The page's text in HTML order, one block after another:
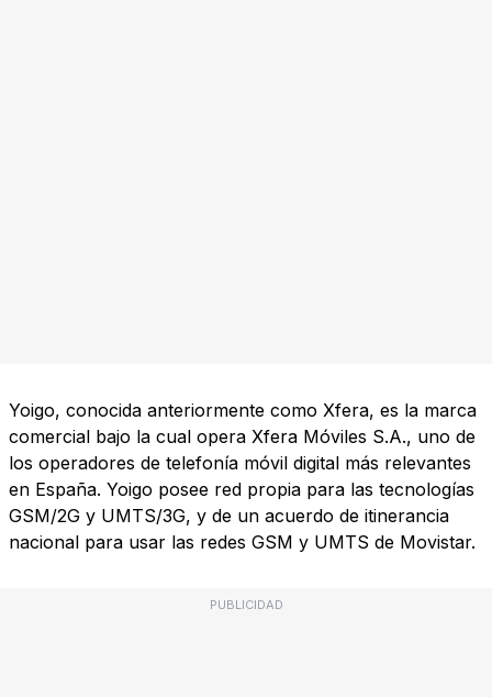
Yoigo, conocida anteriormente como Xfera, es la marca
comercial bajo la cual opera Xfera Móviles S.A., uno de
los operadores de telefonía móvil digital más relevantes
en España. Yoigo posee red propia para las tecnologías
GSM/2G y UMTS/3G, y de un acuerdo de itinerancia
nacional para usar las redes GSM y UMTS de Movistar.
PUBLICIDAD